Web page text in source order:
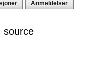
Anmeldelser
source